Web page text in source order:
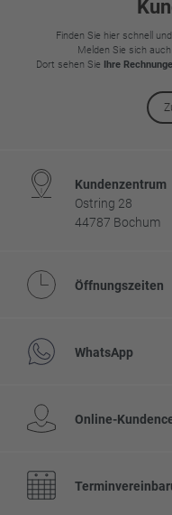
Finden Sie hier schnell
Melden Sie sich
Dort sehen Sie
Ihre
Kundenzentrum
Ostring 28
44787 Bochum
Öffnungszeiten
WhatsApp
Online-